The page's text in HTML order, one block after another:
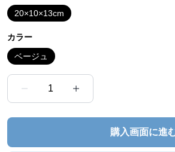
20×10×13cm
カラー
ベージュ
1
購入画面に進